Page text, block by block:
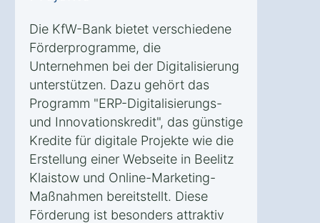
Die KfW-Bank bietet verschiedene
Förderprogramme, die
Unternehmen bei der Digitalisierung
unterstützen. Dazu gehört das
Programm "ERP-Digitalisierungs-
und Innovationskredit", das günstige
Kredite für digitale Projekte wie die
Erstellung einer Webseite in Beelitz
Klaistow und Online-Marketing-
Maßnahmen bereitstellt. Diese
Förderung ist besonders attraktiv